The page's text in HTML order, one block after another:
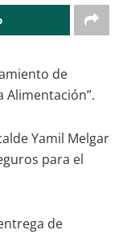
de
Alimentación”.
Yamil Melgar
para el
de